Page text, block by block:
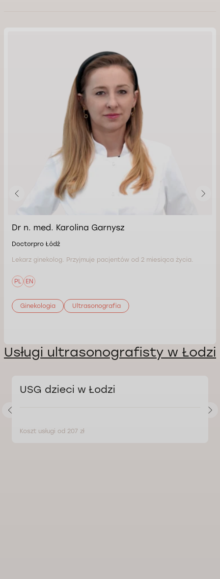
Dr n. med. Karolina Garnysz
Doctorpro Łódź
Lekarz ginekolog. Przyjmuje pacjentów od 2 miesiąca życia.
PL EN
Ginekologia Ultrasonografia
Usługi ultrasonografisty w Łodzi
USG dzieci w Łodzi
Koszt usługi od 207 zł